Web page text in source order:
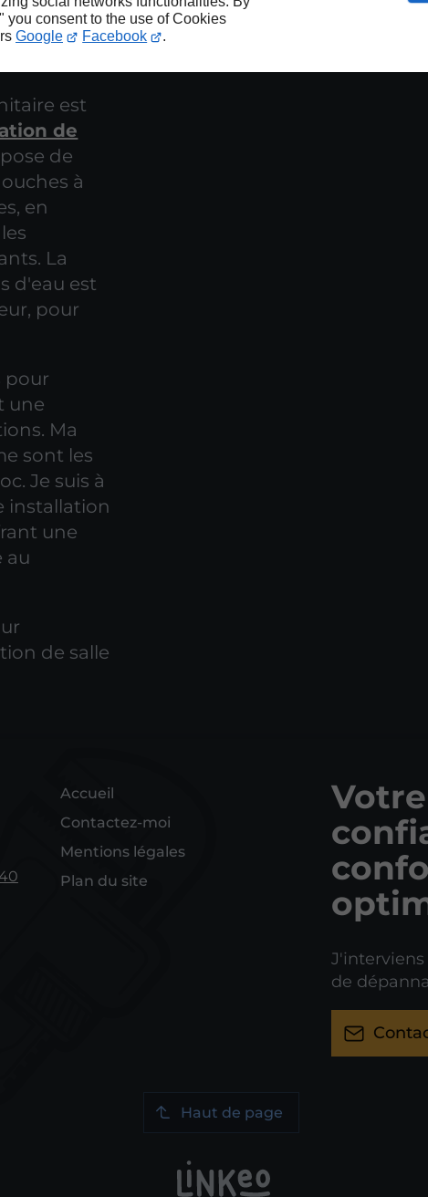
you consent to the use of Cookies
Google Facebook .
est
de
de
à
en
La
d'eau est
pour
pour
une
Ma
sont les
Je suis à
installation
une
au
de salle
Accueil
Contactez-moi
Mentions légales
Plan du site
de
Haut de page